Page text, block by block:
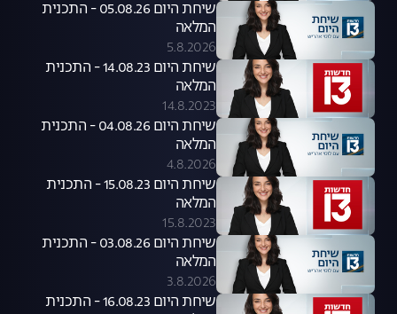
שיחת היום 05.08.26 - התכנית
המלאה
5.8.2026
שיחת היום 14.08.23 - התכנית
המלאה
14.8.2023
שיחת היום 04.08.26 - התכנית
המלאה
4.8.2026
שיחת היום 15.08.23 - התכנית
המלאה
15.8.2023
שיחת היום 03.08.26 - התכנית
המלאה
3.8.2026
שיחת היום 16.08.23 - התכנית